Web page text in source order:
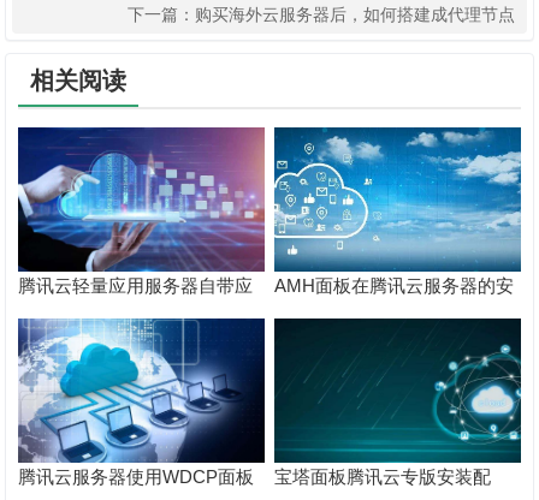
（WordPress/Discuz等）
下一篇： 购买海外云服务器后，如何搭建成代理节点
相关阅读
腾讯云轻量应用服务器自带应
用镜像搭建网站教程
（WordPress/Discuz等）
AMH面板在腾讯云服务器的安
装与使用：快速搭建网站指南
腾讯云服务器使用WDCP面板
宝塔面板腾讯云专版安装配